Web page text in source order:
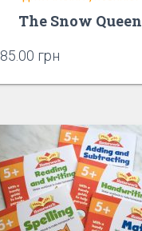
The Snow Queen
85.00 грн